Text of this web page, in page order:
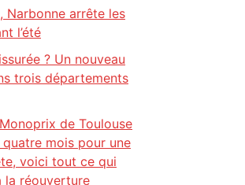
Narbonne arrête les
l’été
? Un nouveau
trois départements
de Toulouse
mois pour une
voici tout ce qui
la réouverture